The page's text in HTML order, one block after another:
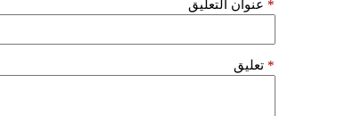
عنوان التعليق *
تعليق *